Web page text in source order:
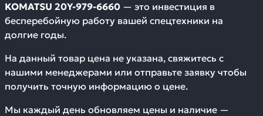
KOMATSU 20Y-979-6660 — это инвестиция в
бесперебойную работу вашей спецтехники на
долгие годы.
На данный товар цена не указана, свяжитесь с
нашими менеджерами или отправьте заявку чтобы
получить точную информацию о цене.
Мы каждый день обновляем цены и наличие —